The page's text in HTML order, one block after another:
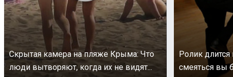
Скрытая камера на пляже Крыма: Что
люди вытворяют, когда их не видят...
Ролик длится
смеяться вы